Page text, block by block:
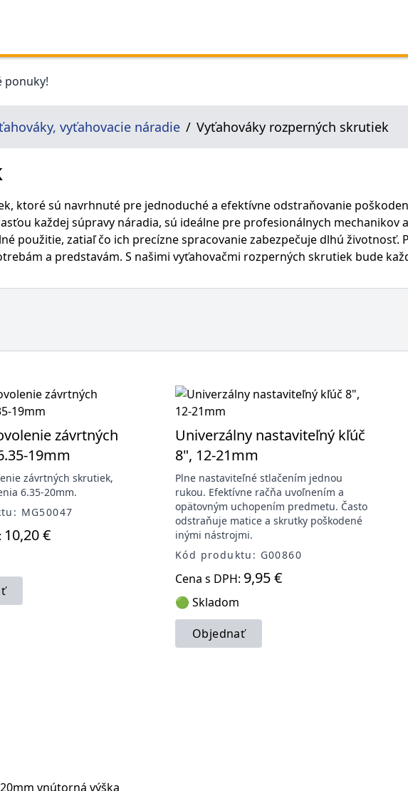
ponuky!
vyťahovacie náradie Vyťahováky rozperných skrutiek
ktoré sú navrhnuté pre jednoduché a efektívne odstraňovanie
každej súpravy náradia, sú ideálne pre profesionálnych mechanikov
použitie, zatiaľ čo ich precízne spracovanie zabezpečuje dlhú životnosť.
a predstavám. S našimi vyťahovačmi rozperných skrutiek bude
závrtných
19mm
závrtných skrutiek,
6.35-20mm.
MG50047
10,20 €
Univerzálny nastaviteľný kľúč
8", 12-21mm
Plne nastaviteľné stlačením jednou
rukou. Efektívne račňa uvoľnením a
opätovným uchopením predmetu. Často
odstraňuje matice a skrutky poškodené
inými nástrojmi.
Kód produktu: G00860
Cena s DPH: 9,95 €
🟢 Skladom
Objednať